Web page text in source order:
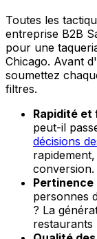
Toutes les
entreprise B2B
pour une
Chicago. Avant
soumettez
filtres.
Rapidité
peut-il
décisions
conversion.
Pertinence
personnes
? La
restaurants